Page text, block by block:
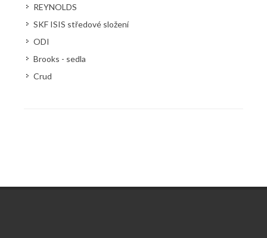
REYNOLDS
SKF ISIS středové složení
ODI
Brooks - sedla
Crud